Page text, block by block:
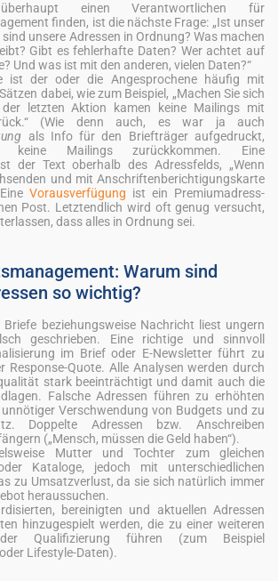
einen Verantwortlichen für
finden, ist die nächste Frage: „Ist unser
unsere Adressen in Ordnung? Was machen
Gibt es fehlerhafte Daten? Wer achtet auf
Und was ist mit den anderen, vielen Daten?“
ist der oder die Angesprochene häufig mit
dabei, wie zum Beispiel, „Machen Sie sich
der letzten Aktion kamen keine Mailings mit
(Wie denn auch, es war ja auch
als Info für den Briefträger aufgedruckt,
keine Mailings zurückkommen. Eine
der Text oberhalb des Adressfelds, „Wenn
und mit Anschriftenberichtigungskarte
Vorausverfügung ist ein Premiumadress-
Post. Letztendlich wird oft genug versucht,
dass alles in Ordnung sei.
Warum sind
so wichtig?
Briefe beziehungsweise Nachricht liest ungern
geschrieben. Eine richtige und sinnvoll
im Brief oder E-Newsletter führt zu
Response-Quote. Alle Analysen werden durch
stark beeinträchtigt und damit auch die
Falsche Adressen führen zu erhöhten
Verschwendung von Budgets und zu
Doppelte Adressen bzw. Anschreiben
(„Mensch, müssen die Geld haben“).
Mutter und Tochter zum gleichen
Kataloge, jedoch mit unterschiedlichen
zu Umsatzverlust, da sie sich natürlich immer
heraussuchen.
bereinigten und aktuellen Adressen
hinzugespielt werden, die zu einer weiteren
Qualifizierung führen (zum Beispiel
Lifestyle-Daten).